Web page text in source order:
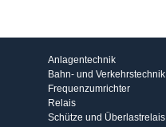
Anlagentechnik
Bahn- und Verkehrstechnik
Frequenzumrichter
Relais
Schütze und Überlastrelais